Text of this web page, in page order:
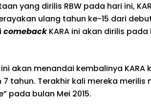
yang dirilis RBW pada hari ini,
ulang tahun ke-15 dari
comebackKARA ini akan dirilis
akan menandai kembalinya KARA
tahun. Terakhir kali mereka merilis
pada bulan Mei 2015.